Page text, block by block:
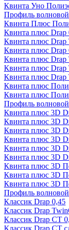
Квинта Уно
Профиль
Квинта Плюс
Квинта плюс Drap
Квинта плюс Drap
Квинта плюс Drap
Квинта плюс Drap
Квинта плюс
Квинта плюс
Квинта плюс
Квинта плюс
Профиль
Квинта плюс 3D
Квинта плюс 3D
Квинта плюс 3D
Квинта плюс 3D
Квинта плюс 3D
Квинта плюс 3D
Квинта плюс 3D
Квинта плюс 3D
Квинта плюс 3D
Профиль
Классик Drap 0,45
Классик Drap
Классик Drap СТ
Классик Drap СТ